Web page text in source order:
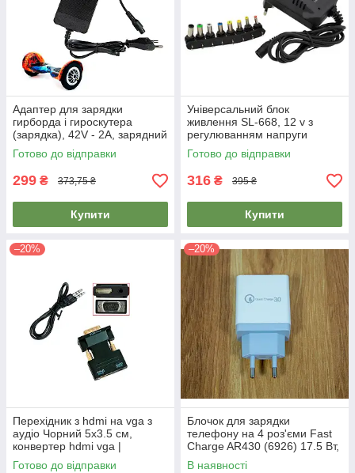
Адаптер для зарядки
гирборда і гироскутера
(зарядка), 42V - 2A, зарядний
пристрій на гироскутер
Готово до відправки
299 ₴ 373,75 ₴
Купити
Універсальний блок
живлення SL-668, 12 v з
регулюванням напруги
Solma, адаптер заряджання
(8 насадок)
Готово до відправки
316 ₴ 395 ₴
Купити
–20%
Перехідник з hdmi на vga з
аудіо Чорний 5х3.5 см,
конвертер hdmi vga |
переходник hdmi на vga
Готово до відправки
–20%
Блочок для зарядки
телефону на 4 роз'єми Fast
Charge AR430 (6926) 17.5 Вт,
зарядка для телефону
В наявності